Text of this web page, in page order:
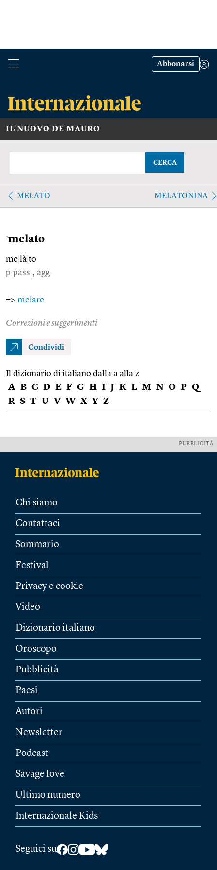
Abbonarsi
IL NUOVO DE MAURO
CERCA
MELATO MELATONINA
2melato
me là to
p.pass., agg.
=> melare
Correzioni e suggerimenti
Condividi
Il dizionario di italiano dalla a alla z
A B C D E F G H I J K L M N O P Q
R S T U V W X Y Z
PUBBLICITÀ
Chi siamo
Contattaci
Sommario
Festival
Privacy e cookie
Video
Dizionario italiano
Oroscopo
Pubblicità
Paesi
Autori
Newsletter
Podcast
Savage love
Ultimo numero
Internazionale Kids
Seguici su